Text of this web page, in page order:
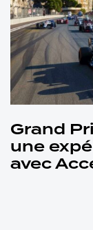
Grand
une
avec